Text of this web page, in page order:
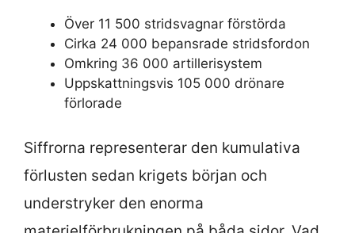
Över 11 500 stridsvagnar förstörda
Cirka 24 000 bepansrade stridsfordon
Omkring 36 000 artillerisystem
Uppskattningsvis 105 000 drönare
förlorade
Siffrorna representerar den kumulativa
förlusten sedan krigets början och
understryker den enorma